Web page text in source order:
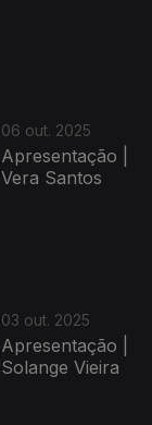
06 out. 2025
Apresentação |
Vera Santos
03 out. 2025
Apresentação |
Solange Vieira